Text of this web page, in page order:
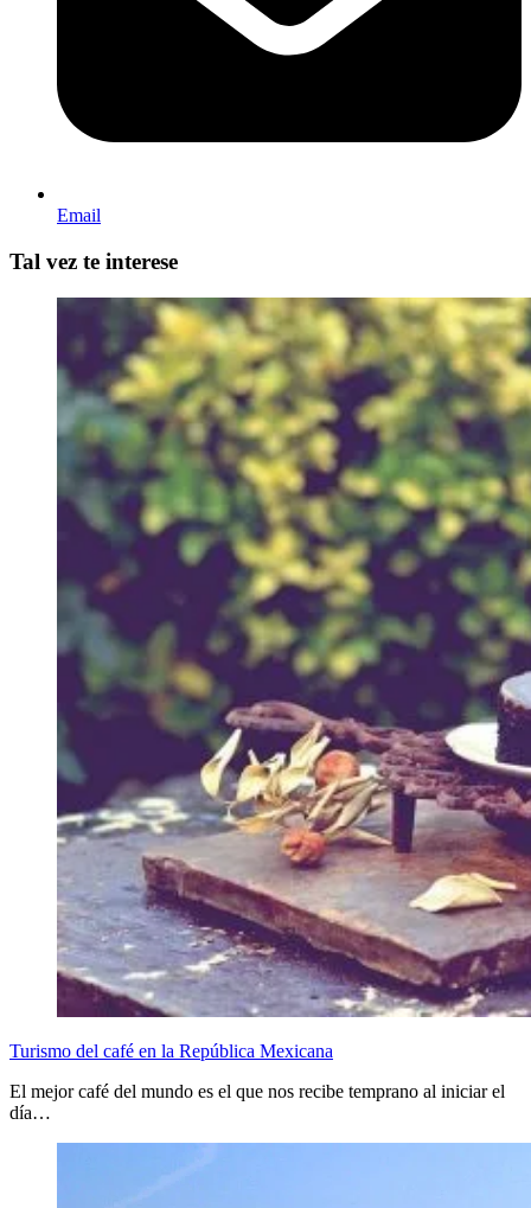
Email
Tal vez te interese
Turismo del café en la República Mexicana
El mejor café del mundo es el que nos recibe temprano al iniciar el
día…